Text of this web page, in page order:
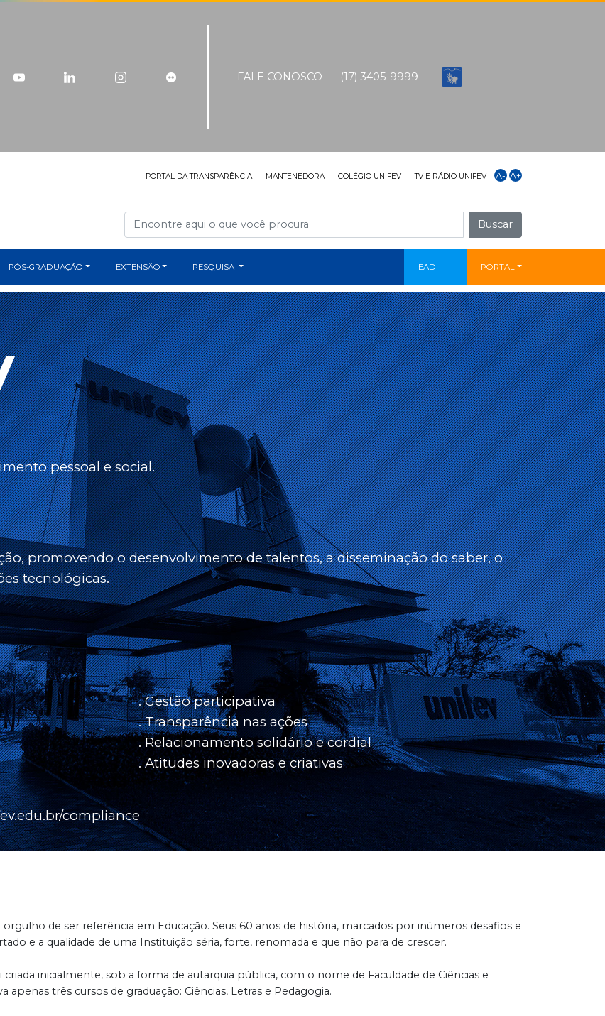
FALE CONOSCO (17) 3405-9999
PORTAL DA TRANSPARÊNCIA MANTENEDORA COLÉGIO UNIFEV TV E RÁDIO UNIFEV A- A+
Buscar
PÓS-GRADUAÇÃO EXTENSÃO PESQUISA EAD PORTAL
pessoal e social.
promovendo o desenvolvimento de talentos, a disseminação do saber, o
tecnológicas.
. Gestão participativa
. Transparência nas ações
. Relacionamento solidário e cordial
. Atitudes inovadoras e criativas
compliance
de ser referência em Educação. Seus 60 anos de história, marcados por inúmeros desafios e
e a qualidade de uma Instituição séria, forte, renomada e que não para de crescer.
inicialmente, sob a forma de autarquia pública, com o nome de Faculdade de Ciências e
três cursos de graduação: Ciências, Letras e Pedagogia.